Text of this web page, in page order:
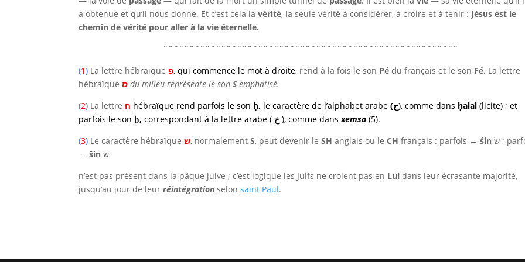
a obtenue et qu’il nous donne. Et c’est cela lavérité, la seule vérité à considérer, à croire et à tenir : Jésus est le
chemin de vérité pour aller à la vie éternelle.
¨¨¨¨¨¨¨¨¨¨¨¨¨¨¨¨¨¨¨¨¨¨¨¨¨¨¨¨¨¨¨¨¨¨¨¨¨¨¨¨¨¨¨¨¨¨¨¨¨¨¨¨¨¨¨¨
(1) La lettre hébraïque פ, qui commence le mot à droite, rend à la fois le son Pé du français et le son Fé. La lettre
hébraïque ס du milieu représente le sonSemphatisé.
(2) La lettre hébraïque rend parfois le son ḥ, le caractère de l’alphabet arabeح)), comme dans ḥalal (licite) ; et
parfois le son ḫ,correspondant à la lettre arabe ( خ ), comme dansxemsa (5).
(3) Le caractère hébraïqueש, normalementS, peut devenir leSH anglais ou leCH français : parfois →śin שׂ ; parfois
→šin ש
n’est pas présent dans la pâque juive ; c’est logique les Juifs ne croient pas en Lui dans leur écrasante majorité,
jusqu’au jour de leurréintégration selonsaint Paul.